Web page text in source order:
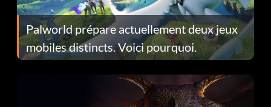
Palworld prépare actuellement deux jeux
mobiles distincts. Voici pourquoi.